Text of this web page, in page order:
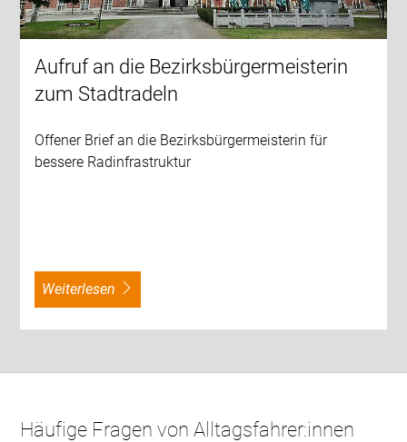
Aufruf an die Bezirksbürgermeisterin
zum Stadtradeln
Offener Brief an die Bezirksbürgermeisterin für
bessere Radinfrastruktur
weiterlesen
Häufige Fragen von Alltagsfahrer:innen